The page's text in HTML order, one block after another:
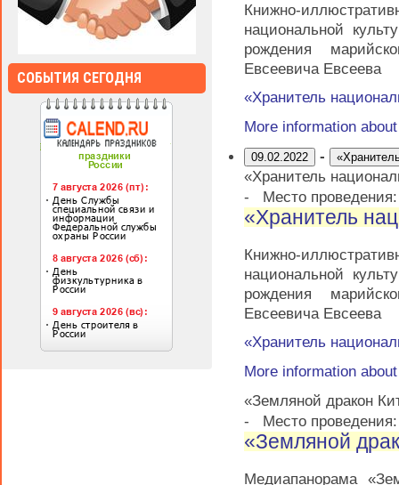
СОБЫТИЯ СЕГОДНЯ
Книжно-
национальной
рождения
Евсеевича Евсеева
«Хранитель
More information
09.02.2022 -
«Хранитель
-
Место
«Хранитель
Книжно-
национальной
рождения
Евсеевича Евсеева
«Хранитель
More information
«Земляной дракон
-
Место проведения:
«Земляной
Медиапанорама